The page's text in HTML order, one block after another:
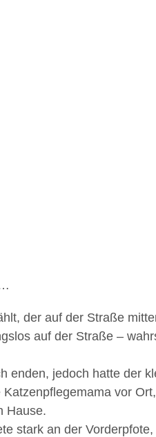
der auf der Straße
auf der Straße –
enden, jedoch hatte der
vor
Hause.
stark an der